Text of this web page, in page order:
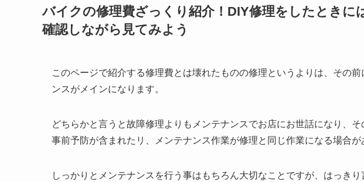
バイクの修理費ざっくり紹介！DIY修理をしたときに
確認しながら見てみよう
このページで紹介する修理費とは壊れたものの修理というよりは、その
ンスがメインになります。
どちらかと言うと故障修理よりもメンテナンスでお店にお世話になり、
事前予防が含まれたリ、メンテナンス作業が修理と同じ作業になる場合が
しっかりとメンテナンスを行う事はもちろん大切なことですが、はっき